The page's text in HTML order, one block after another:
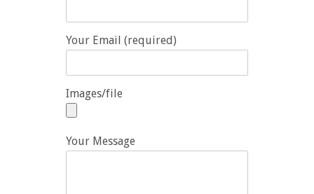
Your Email (required)
Images/file
Your Message